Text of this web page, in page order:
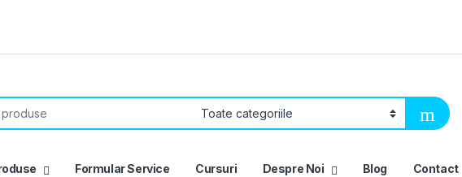
Formular Service Cursuri Despre Noi Blog Contact